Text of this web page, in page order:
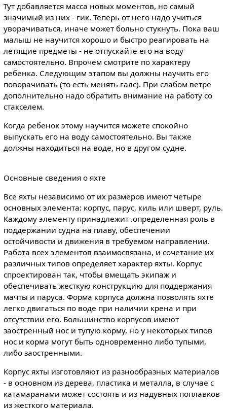
Тут добавляется масса новых моментов, но самый
значимый из них - гик. Теперь от него надо учиться
уворачиваться, иначе может больно стукнуть. Пока ваш
малыш не научится хорошо и быстро реагировать на
летящие предметы - не отпускайте его на воду
самостоятельно. Впрочем смотрите по характеру
ребенка. Следующим этапом вы должны научить его
поворачивать (то есть менять галс). При слабом ветре
дополнительно надо обратить внимание на работу со
стакселем.
Когда ребенок этому научится можете спокойно
выпускать его на воду самостоятельно. Вы также
должны находиться на воде, но в другом судне.
Основные сведения о яхте
Все яхты независимо от их размеров имеют четыре
основных элемента: корпус, парус, киль или шверт, руль.
Каждому элементу принадлежит .определенная роль в
поддержании судна на плаву, обеспечении
остойчивости и движения в требуемом направлении.
Работа всех элементов взаимосвязана, и сочетание их
различных типов определяет характер яхты. Корпус
спроектирован так, чтобы вмещать экипаж и
обеспечивать жесткую конструкцию для поддержания
мачты и паруса. Форма корпуса должна позволять яхте
легко двигаться по воде при наличии крена и при
отсутствии его. Большинство корпусов имеют
заостренный нос и тупую корму, но у некоторых типов
нос и корма могут быть одновременно либо тупыми,
либо заостренными.
Корпус яхты изготовляют из разнообразных материалов
- в основном из дерева, пластика и металла, в случае с
катамаранами может состоять и из надувных поплавков
из жесткого материала.